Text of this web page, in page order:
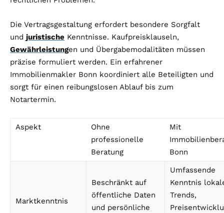
Die Vertragsgestaltung erfordert besondere Sorgfalt
und juristische Kenntnisse. Kaufpreisklauseln,
Gewährleistungen und Übergabemodalitäten müssen
präzise formuliert werden. Ein erfahrener
Immobilienmakler Bonn koordiniert alle Beteiligten und
sorgt für einen reibungslosen Ablauf bis zum
Notartermin.
Aspekt
Ohne
professionelle
Beratung
Mit
Bonn
Marktkenntnis
Beschränkt auf
öffentliche Daten
und persönliche
Umfassende
Kenntnis
Trends,